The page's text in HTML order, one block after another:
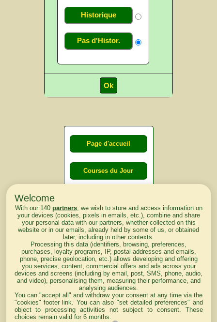
Historique
Pas d'Histor.
Page d'accueil
Courses du Jour
lendemain
Courses
d'aujourd'hui
Haut de Page
Welcome
With our 140 partners, we wish to store and access information on
your devices (cookies, pixels in emails, etc.), combine and share
your personal data with our partners, whether collected on this
website or in our emails, already held by some of us, or obtained
later, including in other contexts.
Processing this data (identifiers, browsing, preferences,
purchases, loyalty programs, IP, postal addresses and emails,
phone, precise geolocation, etc.) allows developing and offering
you services, content, commercial offers and ads across your
devices and screens (including by email, post, SMS, phone, audio,
and video), personalising them, measuring their performance, and
analysing audiences.
You can "accept all" and withdraw your consent at any time via the
"cookies" footer link . You can also "set detailed preferences" and
object to processing activities not subject to consent. These
choices remain valid for 6 months.